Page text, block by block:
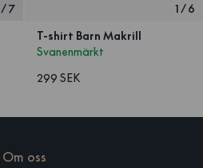
/7
1/6
T-shirt Barn Makrill
Svanenmärkt
299 SEK
Om oss